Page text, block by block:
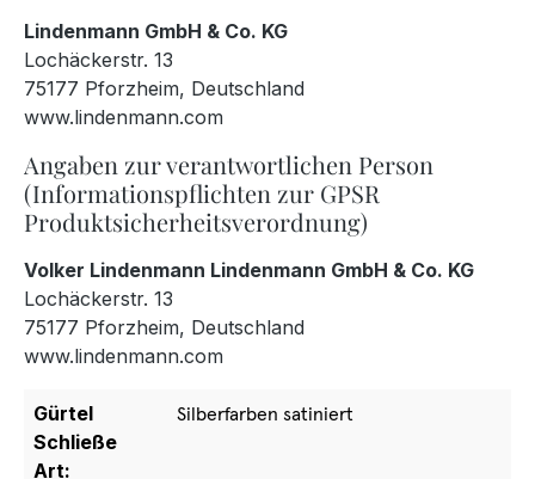
Lindenmann GmbH & Co. KG
Lochäckerstr. 13
75177 Pforzheim, Deutschland
www.lindenmann.com
Angaben zur verantwortlichen Person
(Informationspflichten zur GPSR
Produktsicherheitsverordnung)
Volker Lindenmann Lindenmann GmbH & Co. KG
Lochäckerstr. 13
75177 Pforzheim, Deutschland
www.lindenmann.com
Gürtel
Schließe
Art:
Silberfarben satiniert